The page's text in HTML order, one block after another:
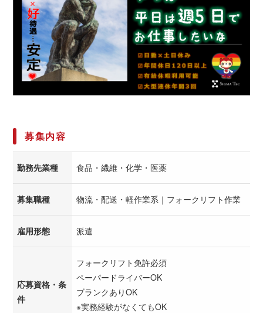
募集内容
勤務先業種 食品・繊維・化学・医薬
募集職種 物流・配送・軽作業系｜フォークリフト作業
雇用形態 派遣
応募資格・条
件
フォークリフト免許必須
ペーパードライバーOK
ブランクありOK
※実務経験がなくてもOK